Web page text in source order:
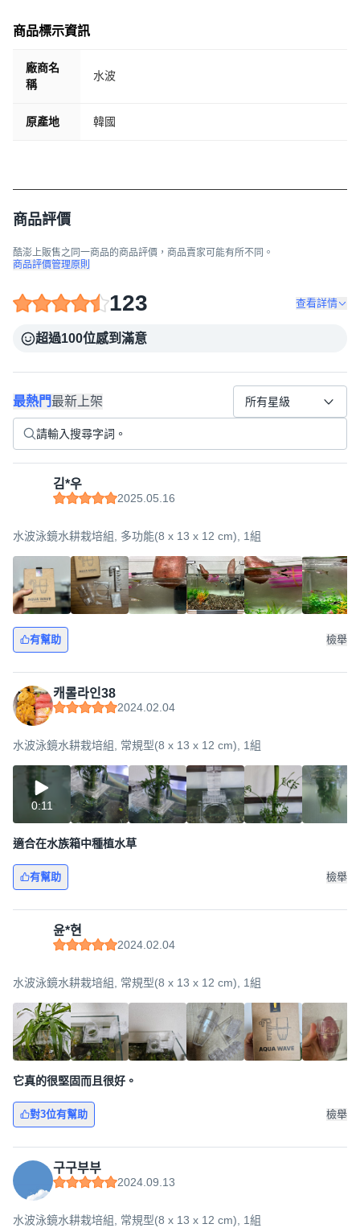
商品標示資訊
廠商名
稱
水波
原產地 韓國
商品評價
酷澎上販售之同一商品的商品評價，商品賣家可能有所不同。
商品評價管理原則
123 查看詳情
超過100位感到滿意
最熱門最新上架 所有星級
김*우
2025.05.16
水波泳鏡水耕栽培組, 多功能(8 x 13 x 12 cm), 1組
有幫助 檢舉
캐롤라인38
2024.02.04
水波泳鏡水耕栽培組, 常規型(8 x 13 x 12 cm), 1組
0:11
適合在水族箱中種植水草
有幫助 檢舉
윤*현
2024.02.04
水波泳鏡水耕栽培組, 常規型(8 x 13 x 12 cm), 1組
它真的很堅固而且很好。
對3位有幫助 檢舉
구구부부
2024.09.13
水波泳鏡水耕栽培組, 常規型(8 x 13 x 12 cm), 1組